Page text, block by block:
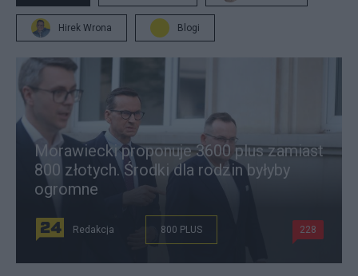
Hirek Wrona Blogi
Morawiecki proponuje 3600 plus zamiast
800 złotych. Środki dla rodzin byłyby
ogromne
Redakcja 800 PLUS 228